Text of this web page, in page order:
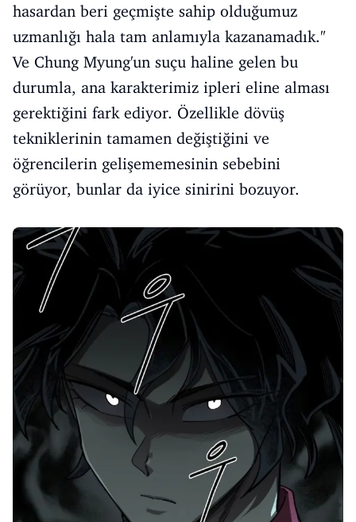
hasardan beri geçmişte sahip olduğumuz
uzmanlığı hala tam anlamıyla kazanamadık."
Ve Chung Myung'un suçu haline gelen bu
durumla, ana karakterimiz ipleri eline alması
gerektiğini fark ediyor. Özellikle dövüş
tekniklerinin tamamen değiştiğini ve
öğrencilerin gelişememesinin sebebini
görüyor, bunlar da iyice sinirini bozuyor.